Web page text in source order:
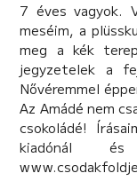
7 éves vagyok.
meséim, a
meg a kék
jegyzetelek a
Nővéremmel
Az Amádé nem
csokoládé!
kiadónál